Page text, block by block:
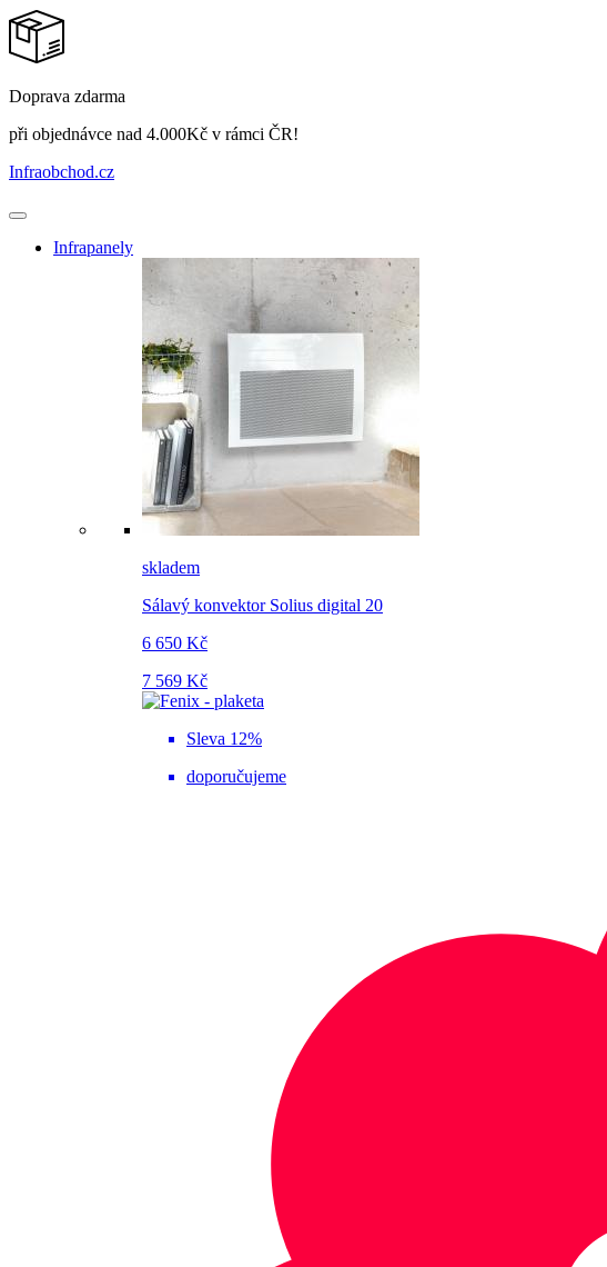
Doprava zdarma
při objednávce nad 4.000Kč v rámci ČR!
Infraobchod.cz
Infrapanely
skladem
Sálavý konvektor Solius digital 20
6 650 Kč
7 569 Kč
Sleva 12%
doporučujeme